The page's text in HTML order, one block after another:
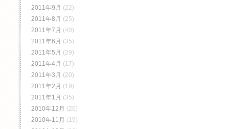
2011年9月 (22)
2011年8月 (25)
2011年7月 (40)
2011年6月 (35)
2011年5月 (29)
2011年4月 (17)
2011年3月 (20)
2011年2月 (19)
2011年1月 (35)
2010年12月 (26)
2010年11月 (19)